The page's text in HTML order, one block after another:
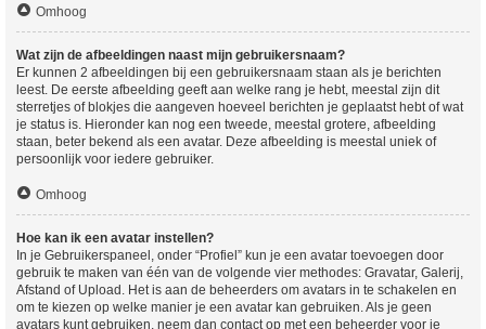
Omhoog
Wat zijn de afbeeldingen naast mijn gebruikersnaam?
Er kunnen 2 afbeeldingen bij een gebruikersnaam staan als je berichten
leest. De eerste afbeelding geeft aan welke rang je hebt, meestal zijn dit
sterretjes of blokjes die aangeven hoeveel berichten je geplaatst hebt of wat
je status is. Hieronder kan nog een tweede, meestal grotere, afbeelding
staan, beter bekend als een avatar. Deze afbeelding is meestal uniek of
persoonlijk voor iedere gebruiker.
Omhoog
Hoe kan ik een avatar instellen?
In je Gebruikerspaneel, onder “Profiel” kun je een avatar toevoegen door
gebruik te maken van één van de volgende vier methodes: Gravatar, Galerij,
Afstand of Upload. Het is aan de beheerders om avatars in te schakelen en
om te kiezen op welke manier je een avatar kan gebruiken. Als je geen
avatars kunt gebruiken, neem dan contact op met een beheerder voor je